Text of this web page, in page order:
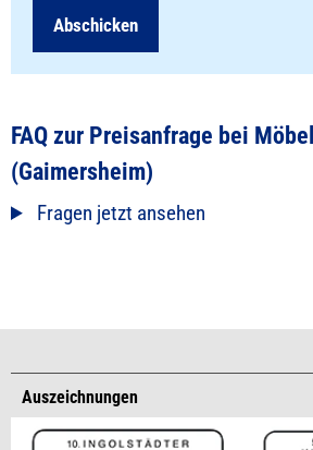
Abschicken
FAQ zur Preisanfrage bei
(Gaimersheim)
Fragen jetzt ansehen
Auszeichnungen